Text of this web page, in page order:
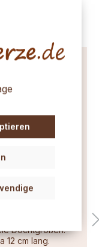
Klappöse
Dochtgrößen.
12 cm lang.